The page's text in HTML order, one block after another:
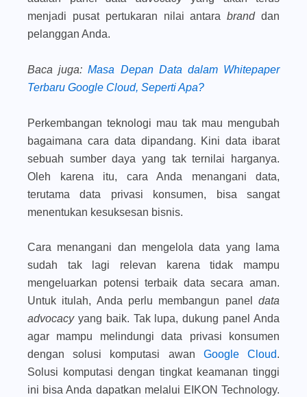
menjadi pusat pertukaran nilai antarabrand dan
pelanggan Anda.
Baca juga: Masa Depan Data dalam Whitepaper
Terbaru Google Cloud, Seperti Apa?
Perkembangan teknologi mau tak mau mengubah
bagaimana cara data dipandang. Kini data ibarat
sebuah sumber daya yang tak ternilai harganya.
Oleh karena itu, cara Anda menangani data,
terutama data privasi konsumen, bisa sangat
menentukan kesuksesan bisnis.
Cara menangani dan mengelola data yang lama
sudah tak lagi relevan karena tidak mampu
mengeluarkan potensi terbaik data secara aman.
Untuk itulah, Anda perlu membangun panel data
advocacy yang baik. Tak lupa, dukung panel Anda
agar mampu melindungi data privasi konsumen
dengan solusi komputasi awan Google Cloud.
Solusi komputasi dengan tingkat keamanan tinggi
ini bisa Anda dapatkan melalui EIKON Technology.